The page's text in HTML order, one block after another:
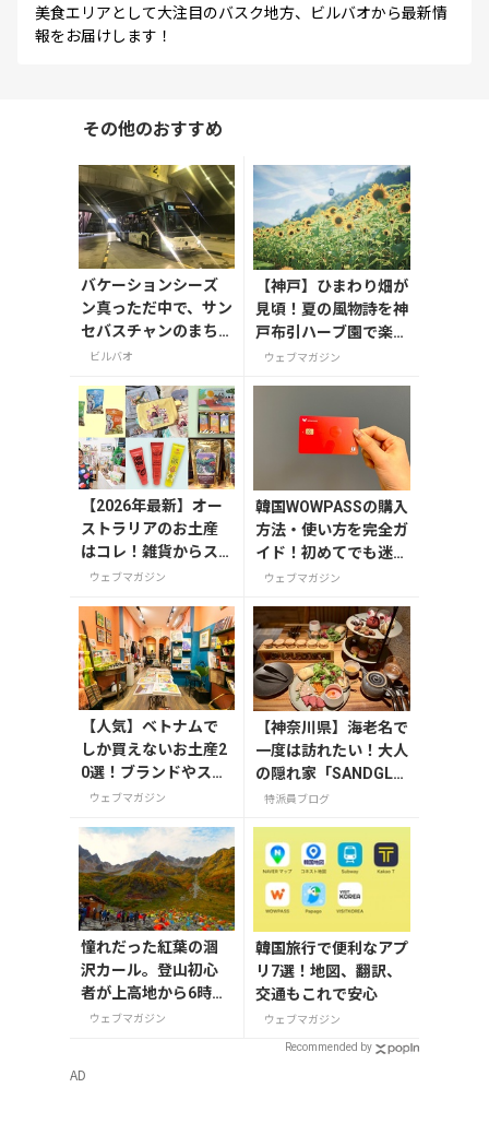
美食エリアとして大注目のバスク地方、ビルバオから最新情
報をお届けします！
その他のおすすめ
バケーションシーズ
ン真っただ中で、サン
セバスチャンのまち
はたくさんの人でに
ビルバオ
【神戸】ひまわり畑が
見頃！夏の風物詩を神
戸布引ハーブ園で楽し
もう
ウェブマガジン
【2026年最新】オー
ストラリアのお土産
はコレ！雑貨からス
ーパーでも買えるグ
ウェブマガジン
韓国WOWPASSの購入
方法・使い方を完全ガ
イド！初めてでも迷わ
ない
ウェブマガジン
【人気】ベトナムで
しか買えないお土産2
0選！ブランドやスー
パーのお菓子や雑貨
ウェブマガジン
【神奈川県】海老名で
一度は訪れたい！大人
の隠れ家「SANDGLA
SS 熾火」で味わうア
特派員ブログ
憧れだった紅葉の涸
沢カール。登山初心
者が上高地から6時間
半の登山でたどり着
ウェブマガジン
韓国旅行で便利なアプ
リ7選！地図、翻訳、
交通もこれで安心
ウェブマガジン
Recommended by
AD